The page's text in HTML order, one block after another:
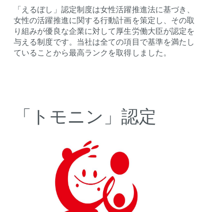
「えるぼし」認定制度は女性活躍推進法に基づき、
女性の活躍推進に関する行動計画を策定し、その取
り組みが優良な企業に対して厚生労働大臣が認定を
与える制度です。当社は全ての項目で基準を満たし
ていることから最高ランクを取得しました。
「トモニン」認定